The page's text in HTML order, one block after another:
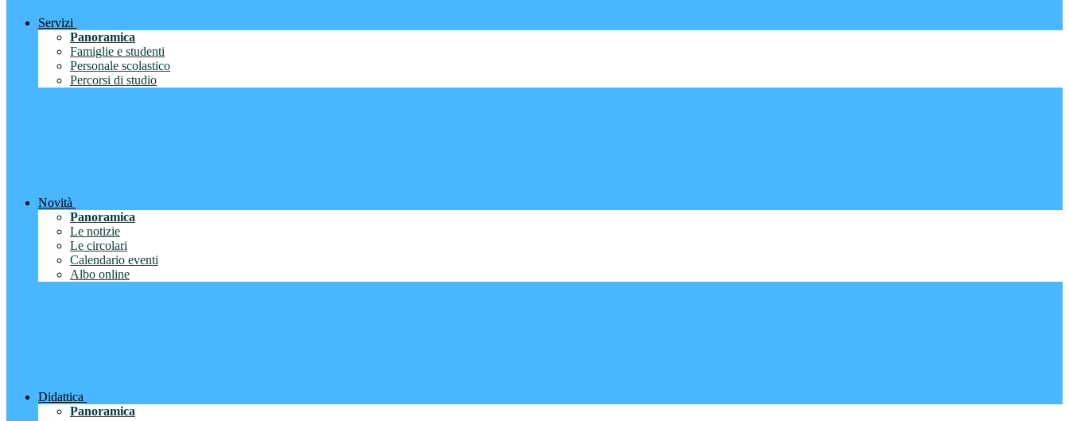
Servizi
Panoramica
Famiglie e studenti
Personale scolastico
Percorsi di studio
Novità
Panoramica
Le notizie
Le circolari
Calendario eventi
Albo online
Didattica
Panoramica